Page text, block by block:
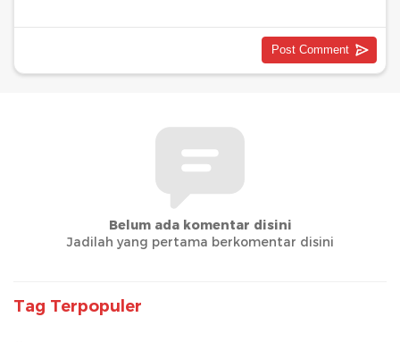
Belum ada komentar disini
Jadilah yang pertama berkomentar disini
Tag Terpopuler